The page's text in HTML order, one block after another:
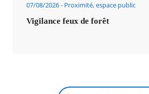
07/08/2026 Proximité, espace public
Vigilance feux de forêt